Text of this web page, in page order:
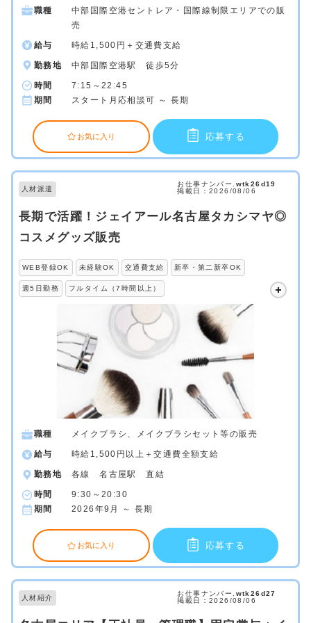
職種
中部国際空港セントレア・国際線制限エリアでの販
売
給与 時給1,500円＋交通費支給
勤務地 中部国際空港駅 徒歩5分
時間
7:15～22:45
期間
スタート月応相談可 ～ 長期
お気に入り 応募する
人材派遣
お仕事ナンバー. wtk26d19
掲載日：2026/08/06
長期で活躍！ジェイアール名古屋タカシマヤ◎
コスメグッズ販売
WEB登録OK 未経験OK 交通費支給 新卒・第二新卒OK
週5日勤務 フルタイム（7時間以上）
職種 メイクブラシ、メイクブラシセット等の販売
給与 時給1,500円以上＋交通費全額支給
勤務地 各線 名古屋駅 直結
時間
9:30～20:30
期間
2026年9月 ～ 長期
お気に入り 応募する
人材紹介
お仕事ナンバー. wtk26d27
掲載日：2026/08/06